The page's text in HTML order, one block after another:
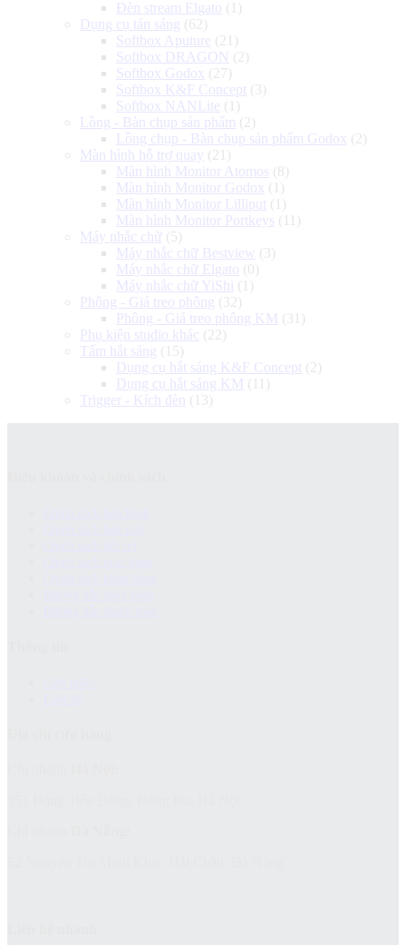
Đèn stream Elgato (1)
Dụng cụ tản sáng (62)
Softbox Aputure (21)
Softbox DRAGON (2)
Softbox Godox (27)
Softbox K&F Concept (3)
Softbox NANLite (1)
Lồng - Bàn chụp sản phẩm (2)
Lồng chụp - Bàn chụp sản phẩm Godox (2)
Màn hình hỗ trợ quay (21)
Màn hình Monitor Atomos (8)
Màn hình Monitor Godox (1)
Màn hình Monitor Lilliput (1)
Màn hình Monitor Portkeys (11)
Máy nhắc chữ (5)
Máy nhắc chữ Bestview (3)
Máy nhắc chữ Elgato (0)
Máy nhắc chữ YiShi
(1)
Phông - Giá treo phông (32)
Phông - Giá treo phông KM (31)
Phụ kiện studio khác (22)
Tấm hắt sáng (15)
Dụng cụ hắt sáng K&F Concept (2)
Dụng cụ hắt sáng KM (11)
Trigger - Kích đèn
(13)